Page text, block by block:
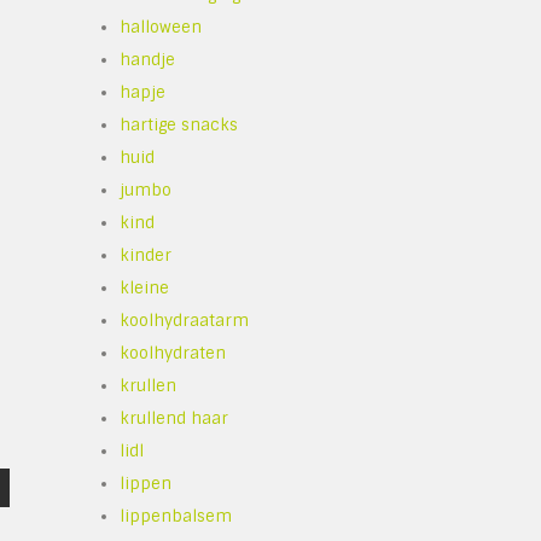
halloween
handje
hapje
hartige snacks
huid
jumbo
kind
kinder
kleine
koolhydraatarm
koolhydraten
krullen
krullend haar
lidl
lippen
lippenbalsem